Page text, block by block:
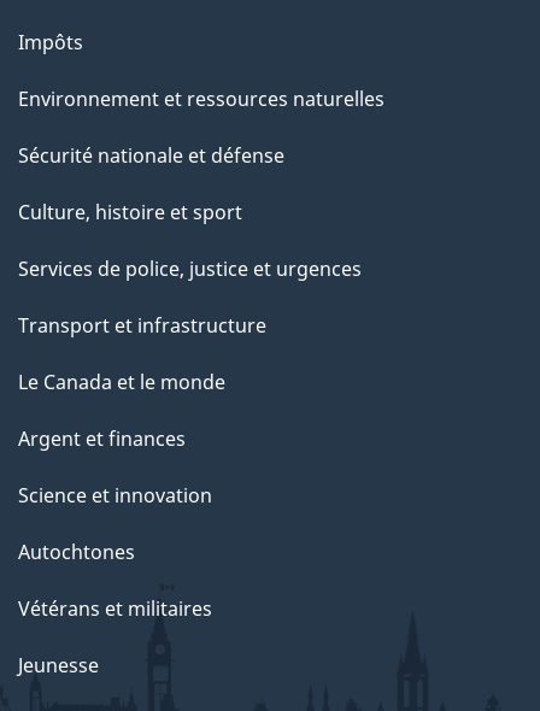
Impôts
Environnement et ressources naturelles
Sécurité nationale et défense
Culture, histoire et sport
Services de police, justice et urgences
Transport et infrastructure
Le Canada et le monde
Argent et finances
Science et innovation
Autochtones
Vétérans et militaires
Jeunesse